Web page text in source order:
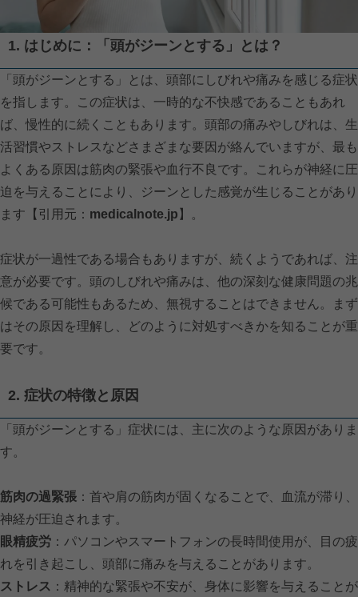
1. はじめに：「頭がジーンとする」とは？
「頭がジーンとする」とは、頭部にしびれや痛みを感じる症状
を指します。この症状は、一時的な不快感であることもあれ
ば、慢性的に続くこともあります。頭部の痛みやしびれは、生
活習慣やストレスなどさまざまな要因が絡んでいますが、最も
よくある原因は筋肉の緊張や血行不良です。これらが神経に圧
迫を与えることにより、ジーンとした感覚が生じることがあり
ます【引用元： medicalnote.jp 】。
症状が一過性である場合もありますが、続くようであれば、注
意が必要です。頭のしびれや痛みは、他の深刻な健康問題の兆
候である可能性もあるため、無視することはできません。まず
はその原因を理解し、どのように対処すべきかを知ることが重
要です。
2. 症状の特徴と原因
「頭がジーンとする」症状には、主に次のような原因がありま
す。
筋肉の過緊張 ：首や肩の筋肉が固くなることで、血流が滞り、
神経が圧迫されます。
眼精疲労 ：パソコンやスマートフォンの長時間使用が、目の疲
れを引き起こし、頭部に痛みを与えることがあります。
ストレス ：精神的な緊張や不安が、身体に影響を与えることが